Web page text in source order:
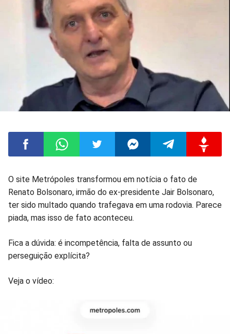
Compartilhar
no
Compartilhar
no
Compartilhar
no
Compartilhar
no
Compartilhar
no
no
O site Metrópoles transformou em notícia o fato de
Renato Bolsonaro, irmão do ex-presidente Jair Bolsonaro,
ter sido multado quando trafegava em uma rodovia. Parece
piada, mas isso de fato aconteceu.
Fica a dúvida: é incompetência, falta de assunto ou
perseguição explícita?
Veja o vídeo: